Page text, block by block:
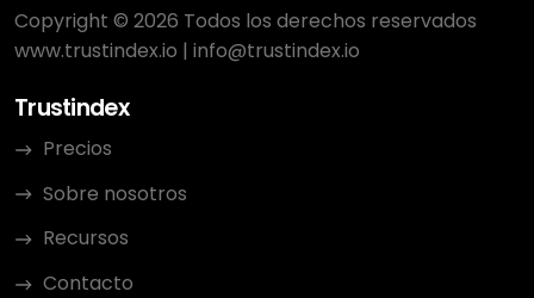
Copyright © 2026 Todos los derechos reservados
www.trustindex.io | info@trustindex.io
Trustindex
Precios
Sobre nosotros
Recursos
Contacto